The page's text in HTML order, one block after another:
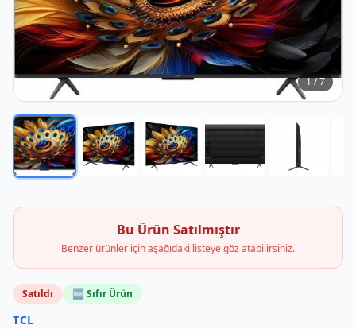
1/7
Bu Ürün Satılmıştır
Benzer ürünler için aşağıdaki listeye göz atabilirsiniz.
Satıldı 🆕 Sıfır Ürün
TCL